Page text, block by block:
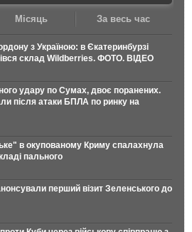
Місяць За весь час
з Україною: в Єкатеринбурзі
склад Wildberries. ФОТО. ВІДЕО
удару по Сумах, двоє поранених.
після атаки БПЛА по ринку на
в окупованому Криму спалахнула
пального
перший візит Зеленського до